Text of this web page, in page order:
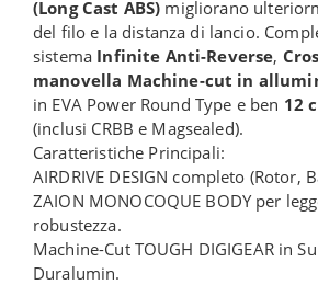
(Long Cast ABS) migliorano
del filo e la distanza di lancio.
sistema Infinite Anti-Reverse,
manovella Machine-cut in
in EVA Power Round Type e ben 12
(inclusi CRBB e Magsealed).
Caratteristiche Principali:
AIRDRIVE DESIGN completo (Rotor,
ZAION MONOCOQUE BODY per
robustezza.
Machine-Cut TOUGH DIGIGEAR in
Duralumin.